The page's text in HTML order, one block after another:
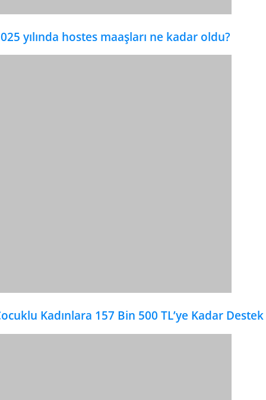
yılında hostes maaşları ne kadar oldu?
Kadınlara 157 Bin 500 TL’ye Kadar Destek